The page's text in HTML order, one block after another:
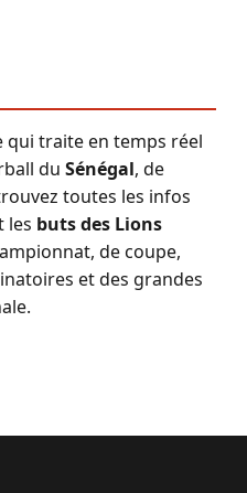
qui traite en temps réel
du Sénégal, de
toutes les infos
les buts des Lions
de coupe,
et des grandes